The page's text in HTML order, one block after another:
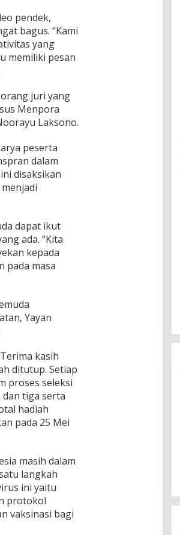
pendek,
bagus. “Kami
yang
memiliki pesan
juri yang
Menpora
Laksono.
peserta
dalam
disaksikan
dapat ikut
ada. “Kita
kepada
pada masa
Yayan
kasih
ditutup. Setiap
proses seleksi
tiga serta
hadiah
pada 25 Mei
masih dalam
langkah
ini yaitu
protokol
vaksinasi bagi
Sudarso
Di Berita, Politik | November 3, 2025